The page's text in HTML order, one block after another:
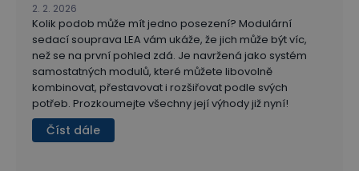
Kolik podob může mít jedno posezení? Modulární
sedací souprava LEA vám ukáže, že jich může být víc,
než se na první pohled zdá. Je navržená jako systém
samostatných modulů, které můžete libovolně
kombinovat, přestavovat i rozšiřovat podle svých
potřeb. Prozkoumejte všechny její výhody již nyní!
2. 2. 2026
Číst dále